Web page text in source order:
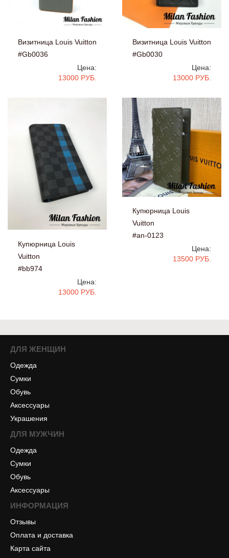
Визитница Louis Vuitton
#Gb0030
Цена:
13000 РУБ.
Визитница Louis Vuitton
#Gb0036
Цена:
13000 РУБ.
Купюрница Louis
Vuitton
#bb974
Цена:
13000 РУБ.
Купюрница Louis
Vuitton
#an-0123
Цена:
13500 РУБ.
ДЛЯ ЖЕНЩИН
Одежда
Сумки
Обувь
Аксессуары
Украшения
ДЛЯ МУЖЧИН
Одежда
Сумки
Обувь
Аксессуары
ИНФОРМАЦИЯ
Отзывы
Оплата и доставка
Карта сайта